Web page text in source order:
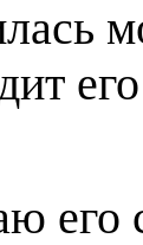
его